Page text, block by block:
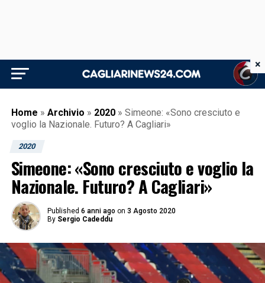
Home » Archivio » 2020 » Simeone: «Sono cresciuto e
voglio la Nazionale. Futuro? A Cagliari»
2020
Simeone: «Sono cresciuto e voglio la
Nazionale. Futuro? A Cagliari»
Published 6 anni ago on 3 Agosto 2020
By Sergio Cadeddu
×